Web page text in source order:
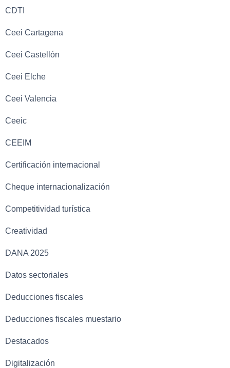
CDTI
Ceei Cartagena
Ceei Castellón
Ceei Elche
Ceei Valencia
Ceeic
CEEIM
Certificación internacional
Cheque internacionalización
Competitividad turística
Creatividad
DANA 2025
Datos sectoriales
Deducciones fiscales
Deducciones fiscales muestario
Destacados
Digitalización